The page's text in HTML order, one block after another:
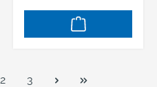
Seite
2 Seite
3